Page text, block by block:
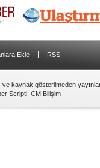
Ekle RSS
ve kaynak gösterilmeden
Scripti: CM Bilişim